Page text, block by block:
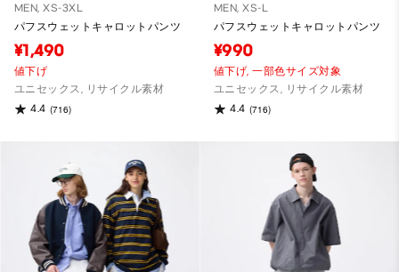
MEN, XS-3XL
パフスウェットキャロットパンツ
¥1,490
値下げ
ユニセックス, リサイクル素材
4.4 (716)
MEN, XS-L
パフスウェットキャロットパンツ
¥990
値下げ,一部色サイズ対象
ユニセックス, リサイクル素材
4.4 (716)